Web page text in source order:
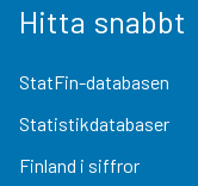
Hitta snabbt
StatFin-databasen
Statistikdatabaser
Finland i siffror